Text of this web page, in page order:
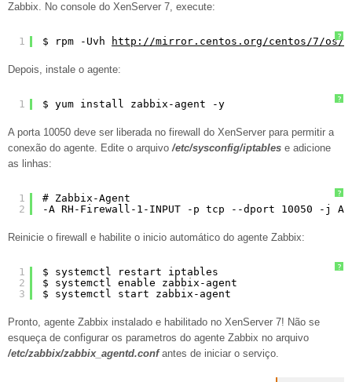
Zabbix. No console do XenServer 7, execute:
?
1 $ rpm -Uvh http://mirror.centos.org/centos/7/os/
Depois, instale o agente:
?
1 $ yum install zabbix-agent -y
A porta 10050 deve ser liberada no firewall do XenServer para permitir a
conexão do agente. Edite o arquivo/etc/sysconfig/iptables e adicione
as linhas:
?
1
2
# Zabbix-Agent
-A RH-Firewall-1-INPUT -p tcp --dport 10050 -j
Reinicie o firewall e habilite o inicio automático do agente Zabbix:
?
1
2
3
$ systemctl restart iptables
$ systemctl enable zabbix-agent
$ systemctl start zabbix-agent
Pronto, agente Zabbix instalado e habilitado no XenServer 7! Não se
esqueça de configurar os parametros do agente Zabbix no arquivo
/etc/zabbix/zabbix_agentd.confantes de iniciar o serviço.